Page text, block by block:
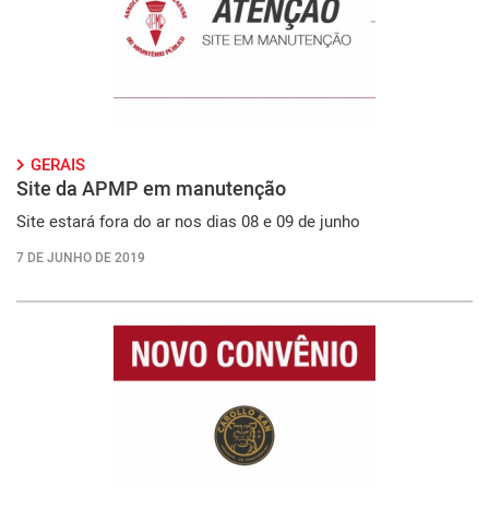
GERAIS
Site da APMP em manutenção
Site estará fora do ar nos dias 08 e 09 de junho
7 DE JUNHO DE 2019